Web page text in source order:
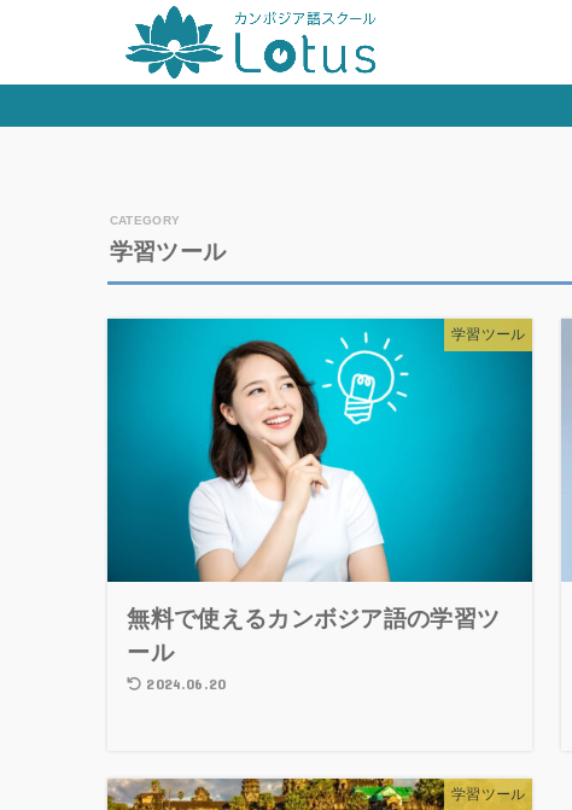
学習ツール
学習ツール
無料で使えるカンボジア語の学習ツ
ール
2024.06.20
学習ツール